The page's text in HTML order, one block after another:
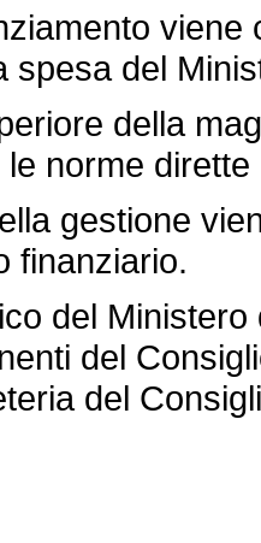
viene
spesa del
della
norme
gestione
finanziario.
del Ministero
del
del